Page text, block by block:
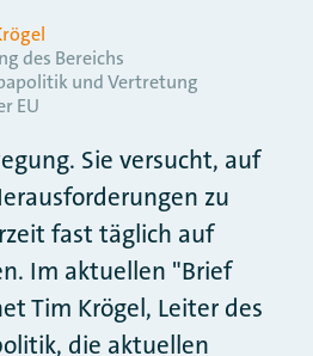
des Bereichs
und Vertretung
EU
Sie versucht, auf
zu
fast täglich auf
Im aktuellen "Brief
Tim Krögel, Leiter des
die aktuellen